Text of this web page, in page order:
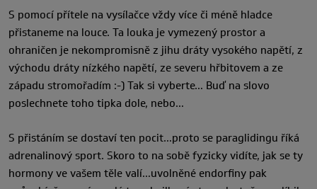
S pomocí přítele na vysílačce vždy více či méně hladce
přistaneme na louce. Ta louka je vymezený prostor a
ohraničen je nekompromisně z jihu dráty vysokého napětí, z
východu dráty nízkého napětí, ze severu hřbitovem a ze
západu stromořadím :-) Tak si vyberte… Buď na slovo
poslechnete toho tipka dole, nebo…
S přistáním se dostaví ten pocit…proto se paraglidingu říká
adrenalinový sport. Skoro to na sobě fyzicky vidíte, jak se ty
hormony ve vašem těle valí…uvolněné endorfiny pak